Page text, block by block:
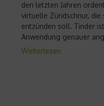
den letzten Jahren
virtuelle Zündschnur,
entzünden soll. Tinder
Anwendung genauer
Weiterlesen